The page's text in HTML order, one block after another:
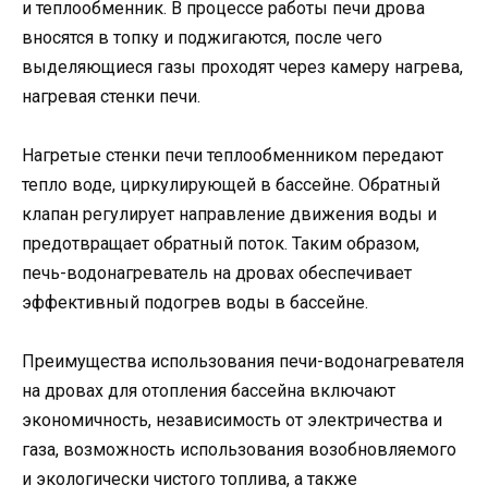
и теплообменник. В процессе работы печи дрова
вносятся в топку и поджигаются, после чего
выделяющиеся газы проходят через камеру нагрева,
нагревая стенки печи.
Нагретые стенки печи теплообменником передают
тепло воде, циркулирующей в бассейне. Обратный
клапан регулирует направление движения воды и
предотвращает обратный поток. Таким образом,
печь-водонагреватель на дровах обеспечивает
эффективный подогрев воды в бассейне.
Преимущества использования печи-водонагревателя
на дровах для отопления бассейна включают
экономичность, независимость от электричества и
газа, возможность использования возобновляемого
и экологически чистого топлива, а также